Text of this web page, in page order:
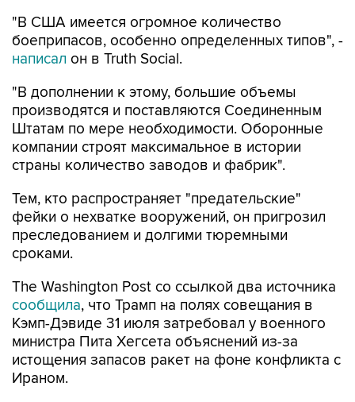
"В США имеется огромное количество
боеприпасов, особенно определенных типов", -
написал он в Truth Social.
"В дополнении к этому, большие объемы
производятся и поставляются Соединенным
Штатам по мере необходимости. Оборонные
компании строят максимальное в истории
страны количество заводов и фабрик".
Тем, кто распространяет "предательские"
фейки о нехватке вооружений, он пригрозил
преследованием и долгими тюремными
сроками.
The Washington Post со ссылкой два источника
сообщила, что Трамп на полях совещания в
Кэмп-Дэвиде 31 июля затребовал у военного
министра Пита Хегсета объяснений из-за
истощения запасов ракет на фоне конфликта с
Ираном.